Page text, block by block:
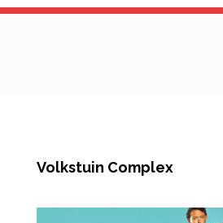
Volkstuin Complex